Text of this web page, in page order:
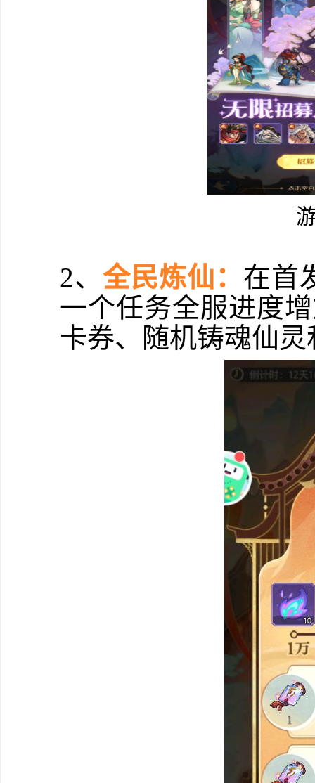
2、 全民炼仙： 在首
一个任务全服进度
卡券、随机铸魂仙